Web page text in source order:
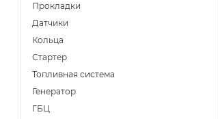
Прокладки
Датчики
Кольца
Стартер
Топливная система
Генератор
ГБЦ